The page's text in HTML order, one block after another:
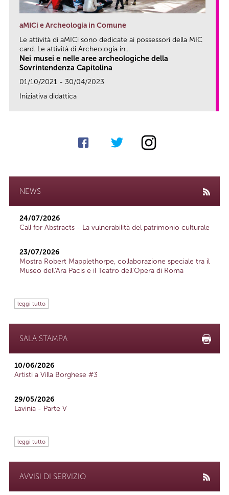
aMICi e Archeologia in Comune
Le attività di aMICi sono dedicate ai possessori della MIC
card. Le attività di Archeologia in...
Nei musei e nelle aree archeologiche della
Sovrintendenza Capitolina
01/10/2021 - 30/04/2023
Iniziativa didattica
NEWS
24/07/2026
Call for Abstracts - La vulnerabilità del patrimonio culturale
23/07/2026
Mostra Robert Mapplethorpe, collaborazione speciale tra il
Museo dell'Ara Pacis e il Teatro dell'Opera di Roma
leggi tutto
SALA STAMPA
10/06/2026
Artisti a Villa Borghese #3
29/05/2026
Lavinia - Parte V
leggi tutto
AVVISI DI SERVIZIO